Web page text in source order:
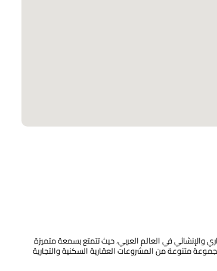
والإنشائي في العالم العربي، حيث تتمتع بسمعة متميزة
متنوعة من المشروعات العقارية السكنية والتجارية